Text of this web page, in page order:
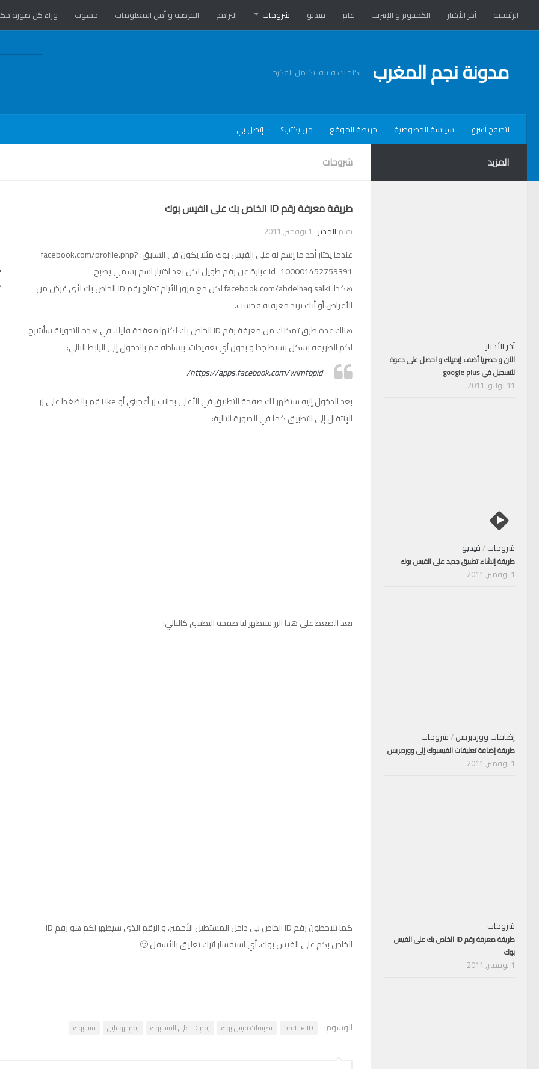
الرئيسية آخر الأخبار الكمبيوتر و الإنترنت عام فيديو شروحات البرامج القرصنة و أمن المعلومات حسوب وراء كل صورة
مدونة نجم المغرب بكلمات قليلة، تكتمل الفكرة
لتصفح أسرع سياسة الخصوصية خريطة الموقع من يكتب؟ إتصل بي
شروحات
طريقة معرفة رقم ID الخاص بك على الفيس بوك
بقلم المدير · 1 نوفمبر, 2011
عندما يختار أحد ما إسم له على الفيس بوك مثلا يكون في السابق: facebook.com/profile.php?
id=100001452759391 عبارة عن رقم طويل لكن بعد اختيار اسم رسمي يصبح
هكذا: facebook.com/abdelhaq.salki لكن مع مرور الأيام تحتاج رقم ID الخاص بك لأي غرض من
الأغراض أو أنك تريد معرفته فحسب.
هناك عدة طرق تمكنك من معرفة رقم ID الخاص بك لكنها معقدة قليلا، في هذه التدوينة سأشرح
لكم الطريقة بشكل بسيط جدا و بدون أي تعقيدات، ببساطة قم بالدخول إلى الرابط التالي:
https://apps.facebook.com/wimfbpid/
بعد الدخول إليه ستظهر لك صفحة التطبيق في الأعلى بجانب زر أعجبني أو Like قم بالضغط على زر
الإنتقال إلى التطبيق كما في الصورة التالية:
بعد الضغط على هذا الزر ستظهر لنا صفحة التطبيق كالتالي:
كما تلاحظون رقم ID الخاص بي داخل المستطيل الأحمير، و الرقم الذي سيظهر لكم هو رقم ID
الخاص بكم على الفيس بوك، أي استفسار اترك تعليق بالأسفل 🙂
الوسوم: profile ID تطبيقات فيس بوك رقم ID على الفيسبوك رقم بروفايل فيسبوك
المزيد
آخر الأخبار
الآن و حصريا أضف إيميلك و احصل على دعوة
للتسجيل في google plus
11 يوليو, 2011
شروحات/فيديو
طريقة إنشاء تطبيق جديد على الفيس بوك
1 نوفمبر, 2011
إضافات ووردبريس/شروحات
طريقة إضافة تعليقات الفيسبوك إلى ووردبريس
1 نوفمبر, 2011
شروحات
طريقة معرفة رقم ID الخاص بك على الفيس
بوك
1 نوفمبر, 2011